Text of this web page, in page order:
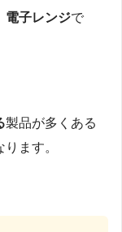
電子レンジで
製品が多くある
ます。